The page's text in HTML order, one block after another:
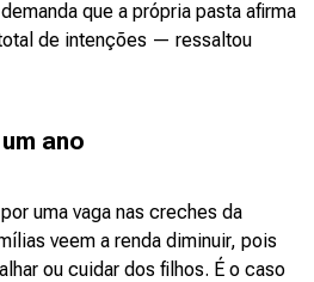
que a própria pasta afirma
de intenções — ressaltou
ano
uma vaga nas creches da
veem a renda diminuir, pois
ou cuidar dos filhos. É o caso